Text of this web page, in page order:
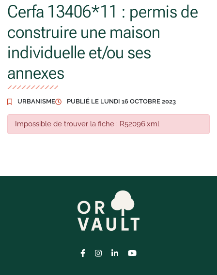
Cerfa 13406*11 : permis de
construire une maison
individuelle et/ou ses
annexes
URBANISME PUBLIÉ LE LUNDI 16 OCTOBRE 2023
Impossible de trouver la fiche : R52096.xml
Lien vers le compte Facebook
Lien vers le compte Instagram
Lien vers le compte Linkedin
Lien vers la chaîne